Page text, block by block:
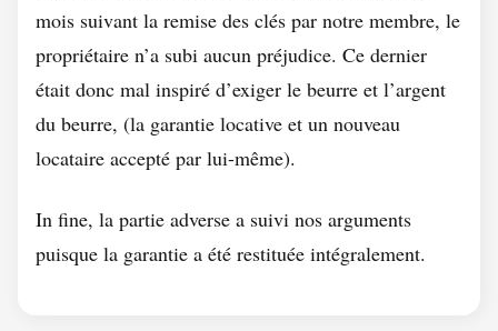
mois suivant la remise des clés par notre membre, le
propriétaire n’a subi aucun préjudice. Ce dernier
était donc mal inspiré d’exiger le beurre et l’argent
du beurre, (la garantie locative et un nouveau
locataire accepté par lui-même).
In fine, la partie adverse a suivi nos arguments
puisque la garantie a été restituée intégralement.